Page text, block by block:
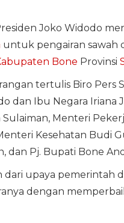
Joko Widodo
untuk pengairan sawah
Bone Provinsi
tertulis Biro Pers
dan Ibu Negara Iriana
Menteri
Kesehatan Budi
dan Pj. Bupati Bone
dari upaya pemerintah
dengan